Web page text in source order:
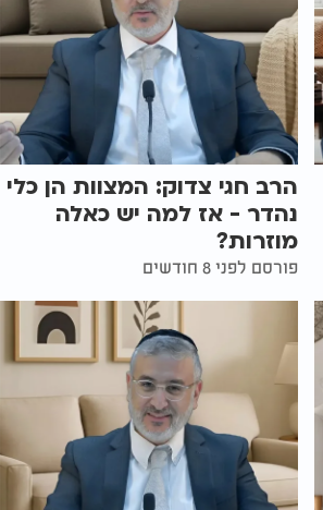
הרב חגי צדוק: המצוות הן כלי
נהדר - אז למה יש כאלה
מוזרות?
פורסם לפני 8 חודשים